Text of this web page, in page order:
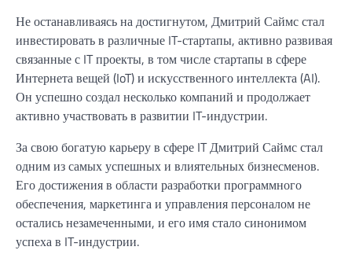
Не останавливаясь на достигнутом, Дмитрий Саймс стал
инвестировать в различные IT-стартапы, активно развивая
связанные с IT проекты, в том числе стартапы в сфере
Интернета вещей (IoT) и искусственного интеллекта (AI).
Он успешно создал несколько компаний и продолжает
активно участвовать в развитии IT-индустрии.
За свою богатую карьеру в сфере IT Дмитрий Саймс стал
одним из самых успешных и влиятельных бизнесменов.
Его достижения в области разработки программного
обеспечения, маркетинга и управления персоналом не
остались незамеченными, и его имя стало синонимом
успеха в IT-индустрии.